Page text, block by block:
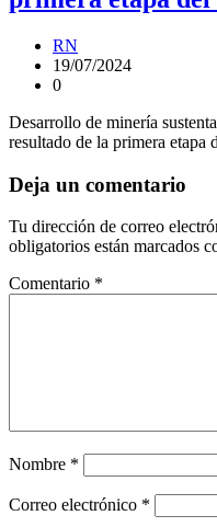
RN
19/07/2024
0
Desarrollo de minería
resultado de la primera
Deja un comentario
Tu dirección de correo
obligatorios están marcados
Comentario *
Nombre *
Correo electrónico *